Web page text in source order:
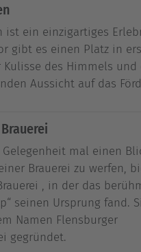
ist ein einzigartiges
gibt es einen Platz in
Kulisse des Himmels und
Aussicht auf das
Gelegenheit mal einen
Brauerei zu werfen,
, in der das
seinen Ursprung fand.
Namen Flensburger
gegründet.